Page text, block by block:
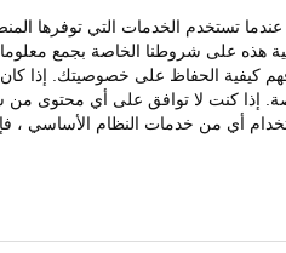
تستخدم الخدمات التي توفرها
على شروطنا الخاصة بجمع
كيفية الحفاظ على خصوصيتك. إذا
إذا كنت لا توافق على أي
أي من خدمات النظام الأساسي ،